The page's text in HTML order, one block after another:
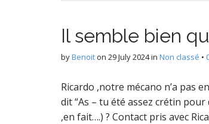
Il semble bien
byBenoiton 29 July 2024in Non classé •
Ricardo ,notre mécano n’a pas
dit “As – tu été assez crétin
,en fait….) ? Contact pris avec